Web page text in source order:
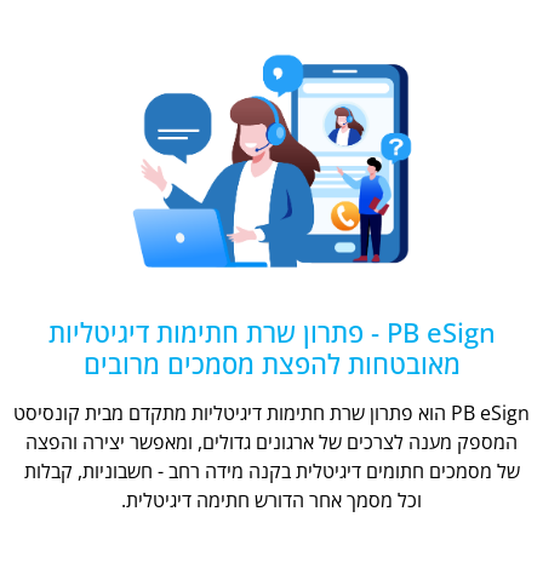
PB eSign - פתרון שרת חתימות דיגיטליות
מאובטחות להפצת מסמכים מרובים
PB eSign הוא פתרון שרת חתימות דיגיטליות מתקדם מבית קונסיסט
המספק מענה לצרכים של ארגונים גדולים, ומאפשר יצירה והפצה
של מסמכים חתומים דיגיטלית בקנה מידה רחב - חשבוניות, קבלות
וכל מסמך אחר הדורש חתימה דיגיטלית.